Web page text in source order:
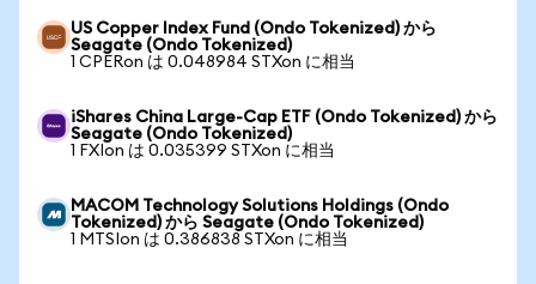
US Copper Index Fund (Ondo Tokenized) から
Seagate (Ondo Tokenized)
1 CPERon は 0.048984 STXon に相当
iShares China Large-Cap ETF (Ondo Tokenized) から
Seagate (Ondo Tokenized)
1 FXIon は 0.035399 STXon に相当
MACOM Technology Solutions Holdings (Ondo
Tokenized) から Seagate (Ondo Tokenized)
1 MTSIon は 0.386838 STXon に相当